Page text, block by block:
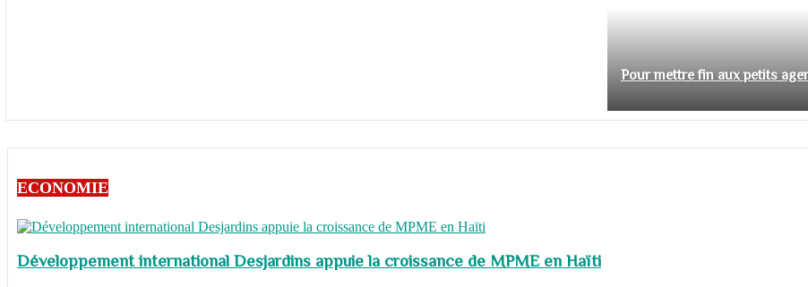
Pour mettre fin aux petits
ECONOMIE
Développement international Desjardins appuie la croissance de MPME en Haïti